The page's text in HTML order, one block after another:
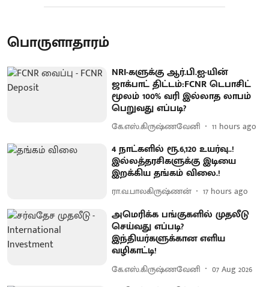
பொருளாதாரம்
NRI-களுக்கு ஆர்.பி.ஐ-யின்
ஜாக்பாட் திட்டம்:FCNR டெபாசிட்
மூலம் 100% வரி இல்லாத லாபம்
பெறுவது எப்படி?
கே.எஸ்.கிருஷ்ணவேனி 11 hours ago
4 நாட்களில் ரூ.6,120 உயர்வு..!
இல்லத்தரசிகளுக்கு இடியை
இறக்கிய தங்கம் விலை.!
ரா.வ.பாலகிருஷ்ணன் 17 hours ago
அமெரிக்க பங்குகளில் முதலீடு
செய்வது எப்படி?
இந்தியர்களுக்கான எளிய
வழிகாட்டி!
கே.எஸ்.கிருஷ்ணவேனி 07 Aug 2026